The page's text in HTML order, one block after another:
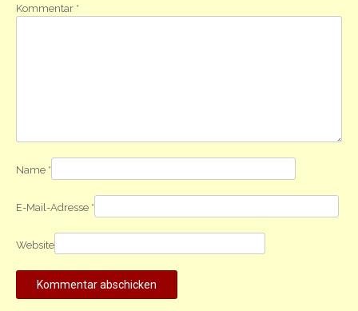
Kommentar *
Name *
E-Mail-Adresse *
Website